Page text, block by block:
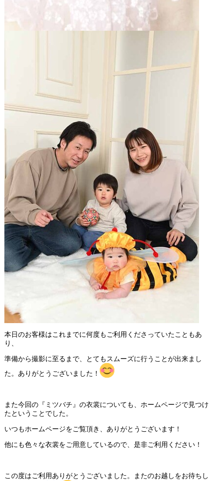
本日のお客様はこれまでに何度もご利用くださっていたこともあ
り、
準備から撮影に至るまで、とてもスムーズに行うことが出来まし
た。ありがとうございました！
また今回の『ミツバチ』の衣裳についても、ホームページで見つけ
たということでした。
いつもホームページをご覧頂き、ありがとうございます！
他にも色々な衣裳をご用意しているので、是非ご利用ください！
この度はご利用ありがとうございました。またのお越しをお待ちし